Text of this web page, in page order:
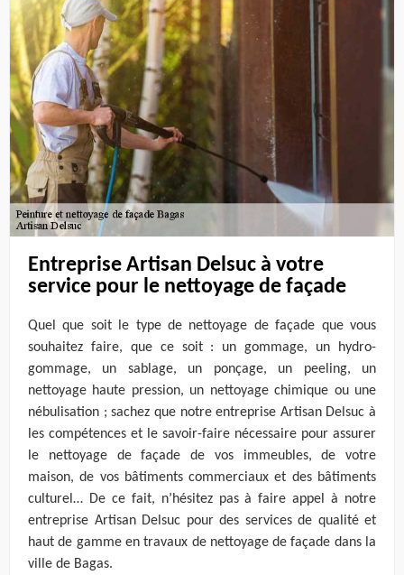
Entreprise Artisan Delsuc à votre
service pour le nettoyage de façade
Quel que soit le type de nettoyage de façade que vous
souhaitez faire, que ce soit : un gommage, un hydro-
gommage, un sablage, un ponçage, un peeling, un
nettoyage haute pression, un nettoyage chimique ou une
nébulisation ; sachez que notre entreprise Artisan Delsuc à
les compétences et le savoir-faire nécessaire pour assurer
le nettoyage de façade de vos immeubles, de votre
maison, de vos bâtiments commerciaux et des bâtiments
culturel… De ce fait, n’hésitez pas à faire appel à notre
entreprise Artisan Delsuc pour des services de qualité et
haut de gamme en travaux de nettoyage de façade dans la
ville de Bagas.